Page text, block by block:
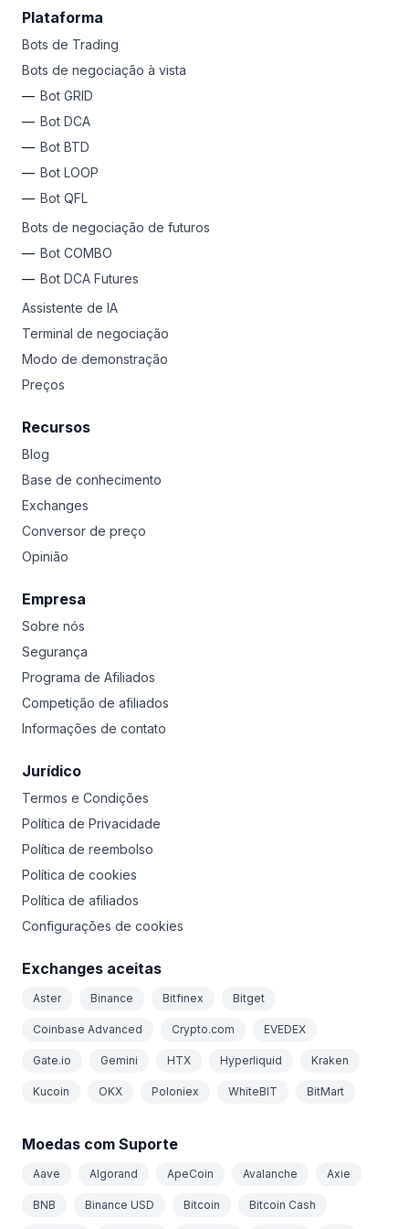
Volte para a calculadora de criptomoedas e o conversor
ver como o mercado está e ajustar sua estratégia com
base em atualizações em tempo real.
Plataforma
Bots de Trading
Bots de negociação à vista
Bot GRID
Bot DCA
Bot BTD
Bot LOOP
Bot QFL
Bots de negociação de futuros
Bot COMBO
Bot DCA Futures
Assistente de IA
Terminal de negociação
Modo de demonstração
Preços
Recursos
Blog
Base de conhecimento
Exchanges
Conversor de preço
Opinião
Empresa
Sobre nós
Segurança
Programa de Afiliados
Competição de afiliados
Informações de contato
Jurídico
Termos e Condições
Política de Privacidade
Política de reembolso
Política de cookies
Política de afiliados
Configurações de cookies
Exchanges aceitas
Aster Binance Bitfinex Bitget
Coinbase Advanced Crypto.com EVEDEX
Gate.io Gemini HTX Hyperliquid Kraken
Kucoin OKX Poloniex WhiteBIT BitMart
Moedas com Suporte
Aave Algorand ApeCoin Avalanche Axie
BNB Binance USD Bitcoin Bitcoin Cash